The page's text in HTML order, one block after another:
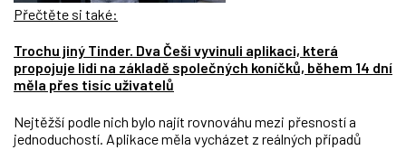
Přečtěte si také:
Trochu jiný Tinder. Dva Češi vyvinuli aplikaci, která
propojuje lidi na základě společných koníčků, během 14 dní
měla přes tisíc uživatelů
Nejtěžší podle nich bylo najít rovnováhu mezi přesností a
jednoduchostí. Aplikace měla vycházet z reálných případů